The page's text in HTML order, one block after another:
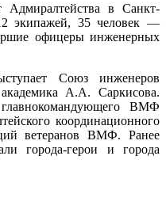
в Санкт-
экипажей, 35 человек —
офицеры инженерных
Союз инженеров
А.А. Саркисова.
ВМФ
координационного
ветеранов ВМФ. Ранее
города-герои и города